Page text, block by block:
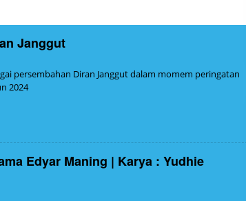
Janggut
persembahan Diran Janggut dalam momem peringatan
2024
Edyar Maning | Karya : Yudhie